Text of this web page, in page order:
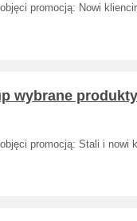
promocją: Nowi
wybrane
promocją: Stali i nowi